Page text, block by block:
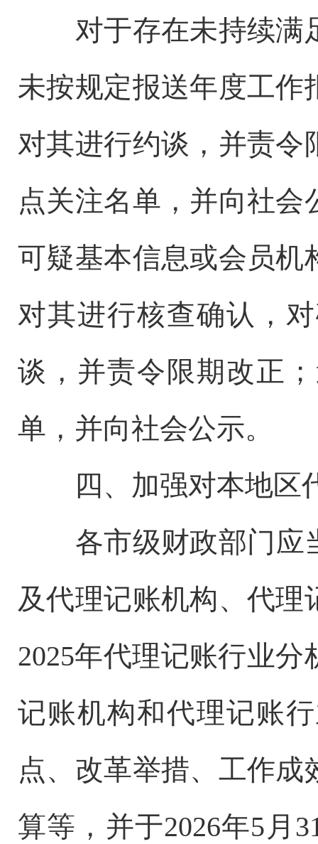
对于存在未持续满
未按规定报送年度工作
对其进行约谈，并责令
点关注名单，并向社
可疑基本信息或会员机
对其进行核查确认，
谈，并责令限期改正
单，并向社会公示。
四、加强对本地区
各市级财政部门应
及代理记账机构、代
2025年代理记账行业
记账机构和代理记账
点、改革举措、工作
算等，并于2026年5月